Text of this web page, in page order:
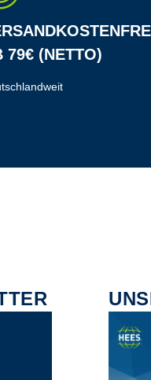
79€ (NETTO)